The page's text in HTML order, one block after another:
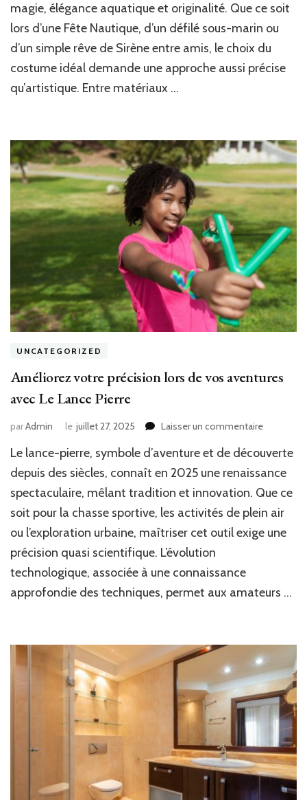
de
sirène
idéal
vos
magie, élégance aquatique et originalité. Que ce soit
lors d’une Fête Nautique, d’un défilé sous-marin ou
d’un simple rêve de Sirène entre amis, le choix du
costume idéal demande une approche aussi précise
qu’artistique. Entre matériaux …
UNCATEGORIZED
Améliorez votre précision lors de vos aventures
avec Le Lance Pierre
parAdmin le juillet 27, 2025 Laisser un commentairesur
votre
précision
de
vos
avec
Le lance-pierre, symbole d’aventure et de découverte
depuis des siècles, connaît en 2025 une renaissance
spectaculaire, mêlant tradition et innovation. Que ce
soit pour la chasse sportive, les activités de plein air
ou l’exploration urbaine, maîtriser cet outil exige une
précision quasi scientifique. L’évolution
technologique, associée à une connaissance
approfondie des techniques, permet aux amateurs …